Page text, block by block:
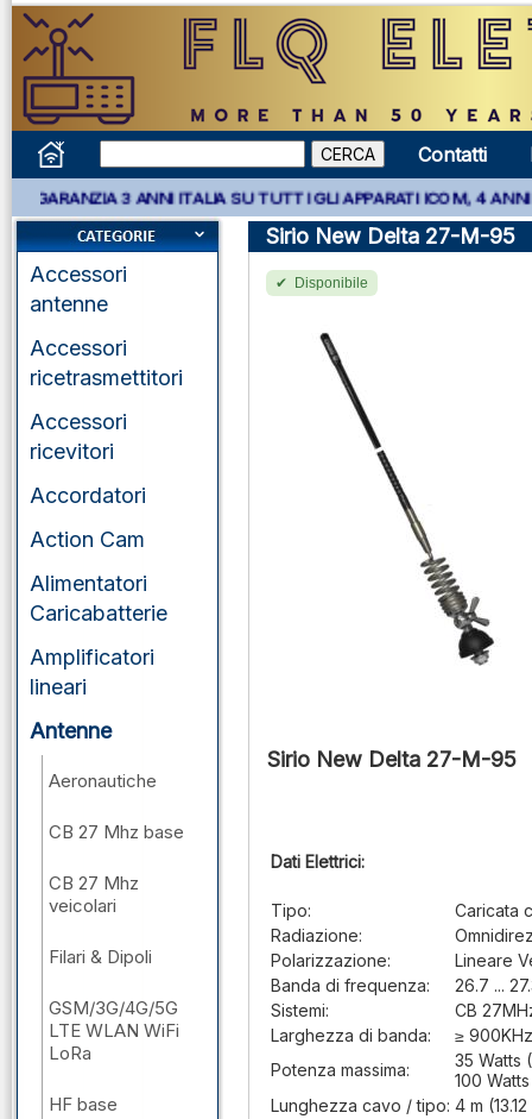
Contatti
3 ANNI ITALIA SU TUTTI GLI APPARATI ICOM, 4 ANNI
Accessori
antenne
Accessori
ricetrasmettitori
Accessori
ricevitori
Accordatori
Action Cam
Alimentatori
Caricabatterie
Amplificatori
lineari
Antenne
Aeronautiche
CB 27 Mhz base
CB 27 Mhz
veicolari
Filari & Dipoli
GSM/3G/4G/5G
LTE WLAN WiFi
LoRa
HF base
Sirio New Delta 27-M-95
Disponibile
Sirio New Delta 27-M-95
Dati Elettrici:
Tipo:
Caricata
Radiazione:
Polarizzazione:
Lineare
Banda di frequenza:
26.7 ...
Sistemi:
CB
Larghezza di banda:
≥
Potenza massima:
35 Watts
100
Lunghezza cavo / tipo: 4 m